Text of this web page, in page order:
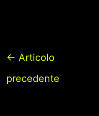
← Articolo
precedente